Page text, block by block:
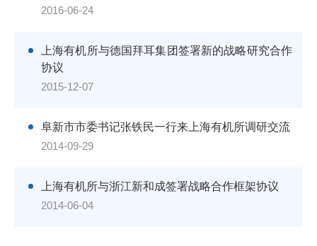
2016-06-24
上海有机所与德国拜耳集团签署新的战略研究合作
协议
2015-12-07
阜新市市委书记张铁民一行来上海有机所调研交流
2014-09-29
上海有机所与浙江新和成签署战略合作框架协议
2014-06-04